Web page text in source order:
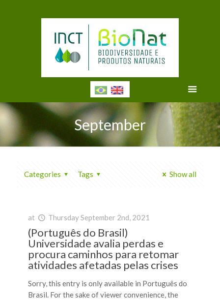
September
Categories Tags Show all
at Thursday September 2nd, 2021
(Português do Brasil)
Universidade avalia perdas e
procura caminhos para retomar
atividades afetadas pelas crises
Sorry, this entry is only available in Português do
Brasil. For the sake of viewer convenience, the